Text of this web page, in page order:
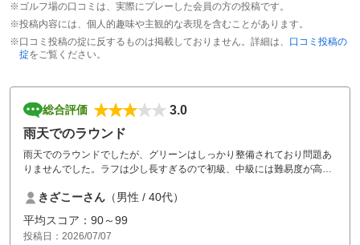
※ゴルフ場の口コミは、実際にプレーした会員の方の投稿です。
※投稿内容には、個人的趣味や主観的な表現を含むことがあります。
※口コミ投稿の掟に反するものは掲載しておりません。詳細は、 口コミ投稿の
掟をご覧ください。
総合評価
3.0
雨天でのラウンド
雨天でのラウンドでしたが、グリーンはしっかり整備されており問題あ
りませんでした。ラフは少し長すぎるので初級、中級には難易度が高い
きざこーさん （男性 / 40代）
平均スコア：90～99
投稿日：2026/07/07